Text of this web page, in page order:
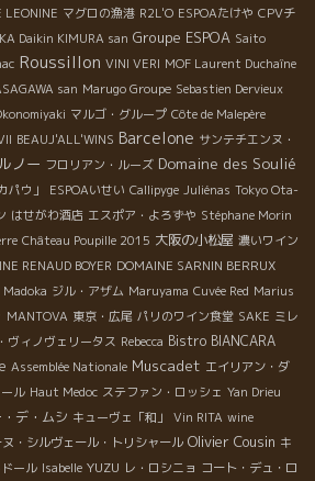
LEONINE マグロの漁港 R2L'O ESPOAたけや CPVチ
Daikin KIMURA san Groupe ESPOA Saito
Roussillon VINI VERI MOF Laurent Duchaîne
san Marugo Groupe Sebastien Dervieux
マルゴ・グループ Côte de Malepère
BEAUJ'ALL'WINS Barcelone サンテチエンヌ・
ノー フロリアン・ルーズ Domaine des Soulié
パウ」 ESPOAいせい Callipyge Juliénas Tokyo Ota-
はせがわ酒店 エスポア・よろずや Stéphane Morin
Château Poupille 2015 大阪の小松屋 濃いワイン
RENAUD BOYER DOMAINE SARNIN BERRUX
Madoka ジル・アザム Maruyama Cuvée Red Marius
MANTOVA 東京・広尾 パリのワイン食堂 SAKE ミレ
ヴィノヴェリータス Rebecca Bistro BIANCARA
Assemblée Nationale Muscadet エイリアン・ダ
ル Haut Medoc ステファン・ロッシェ Yan Drieu
デ・ムシ キューヴェ「和」 Vin RITA wine
・シルヴェール・トリシャール Olivier Cousin キ
ール Isabelle YUZU レ・ロシニョ コート・デュ・ロ